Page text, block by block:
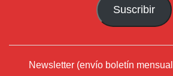
Suscribir
Newsletter (envío boletín